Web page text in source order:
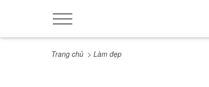
Trang chủ > Làm đẹp